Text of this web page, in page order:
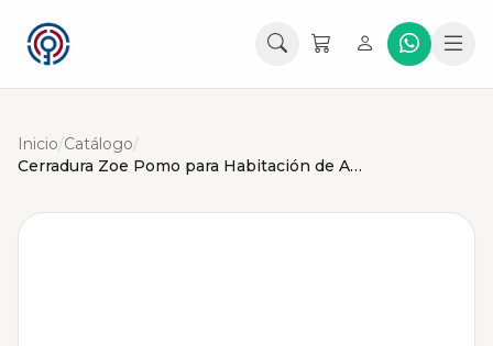
Inicio/Catálogo/
Cerradura Zoe Pomo para Habitación de Acero Inox